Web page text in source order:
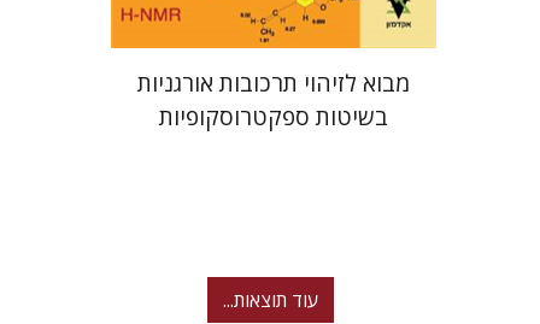
מבוא לזיהוי תרכובות אורגניות
בשיטות ספקטרוסקופיות
עוד תוצאות...